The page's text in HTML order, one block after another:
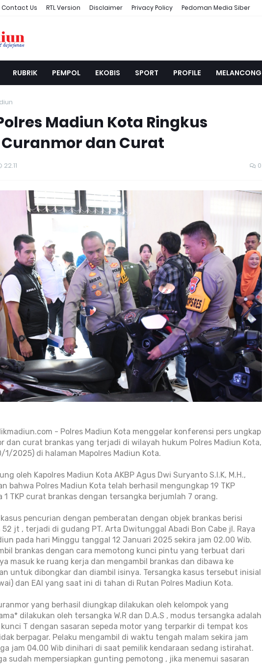
Contact Us RTL Version Disclaimer Privacy Policy Pedoman Media Siber
RUBRIK PEMPOL EKOBIS SPORT PROFILE MELANCONG
Madiun Kota Ringkus
dan Curat
22.11 0
- Polres Madiun Kota menggelar konferensi pers ungkap
dan curat brankas yang terjadi di wilayah hukum Polres Madiun Kota,
1/2025) di halaman Mapolres Madiun Kota.
oleh Kapolres Madiun Kota AKBP Agus Dwi Suryanto S.I.K, M.H.,
bahwa Polres Madiun Kota telah berhasil mengungkap 19 TKP
1 TKP curat brankas dengan tersangka berjumlah 7 orang.
pencurian dengan pemberatan dengan objek brankas berisi
jt , terjadi di gudang PT. Arta Dwitunggal Abadi Bon Cabe jl. Raya
pada hari Minggu tanggal 12 Januari 2025 sekira jam 02.00 Wib.
brankas dengan cara memotong kunci pintu yang terbuat dari
masuk ke ruang kerja dan mengambil brankas dan dibawa ke
untuk dibongkar dan diambil isinya. Tersangka kasus tersebut inisial
dan EAI yang saat ini di tahan di Rutan Polres Madiun Kota.
yang berhasil diungkap dilakukan oleh kelompok yang
dilakukan oleh tersangka W.R dan D.A.S , modus tersangka adalah
T dengan sasaran sepeda motor yang terparkir di tempat kos
berpagar. Pelaku mengambil di waktu tengah malam sekira jam
jam 04.00 Wib dinihari di saat pemilik kendaraan sedang istirahat.
sudah mempersiapkan gunting pemotong , jika menemui sasaran